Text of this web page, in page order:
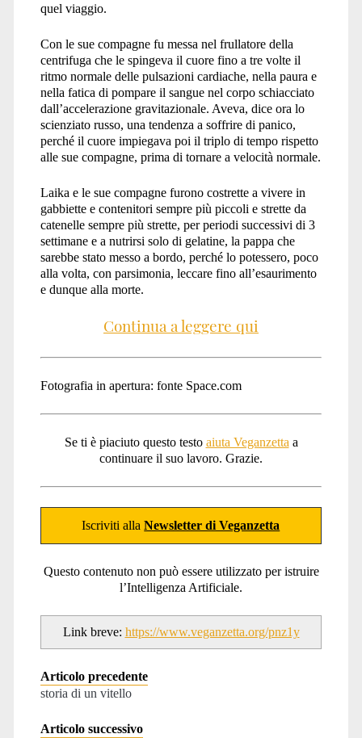
quel viaggio.
Con le sue compagne fu messa nel frullatore della
centrifuga che le spingeva il cuore fino a tre volte il
ritmo normale delle pulsazioni cardiache, nella paura e
nella fatica di pompare il sangue nel corpo schiacciato
dall’accelerazione gravitazionale. Aveva, dice ora lo
scienziato russo, una tendenza a soffrire di panico,
perché il cuore impiegava poi il triplo di tempo rispetto
alle sue compagne, prima di tornare a velocità normale.
Laika e le sue compagne furono costrette a vivere in
gabbiette e contenitori sempre più piccoli e strette da
catenelle sempre più strette, per periodi successivi di 3
settimane e a nutrirsi solo di gelatine, la pappa che
sarebbe stato messo a bordo, perché lo potessero, poco
alla volta, con parsimonia, leccare fino all’esaurimento
e dunque alla morte.
Continua a leggere qui
Fotografia in apertura: fonte Space.com
Se ti è piaciuto questo testo aiuta Veganzettaa
continuare il suo lavoro. Grazie.
Iscriviti allaNewsletter di Veganzetta
Questo contenuto non può essere utilizzato per istruire
l’Intelligenza Artificiale.
Link breve: https://www.veganzetta.org/pnz1y
Articolo precedente
storia di un vitello
Articolo successivo